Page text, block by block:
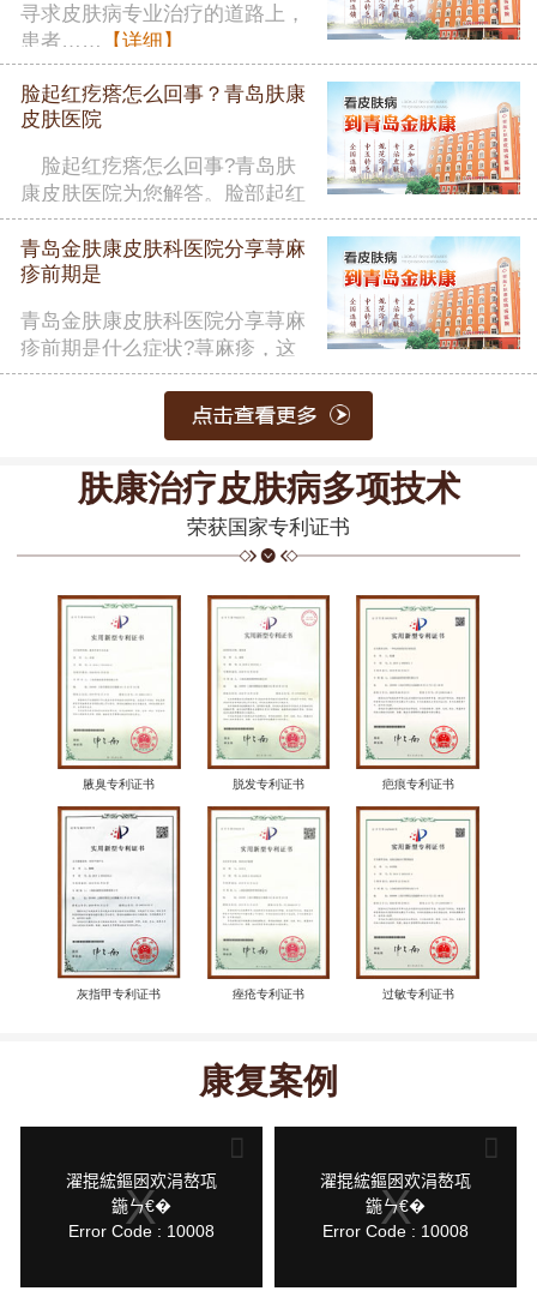
寻求皮肤病专业治疗的道路上，
患者…… 【详细】
脸起红疙瘩怎么回事？青岛肤康
皮肤医院
脸起红疙瘩怎么回事?青岛肤
康皮肤医院为您解答。脸部起红
疙瘩……【详细】
青岛金肤康皮肤科医院分享荨麻
疹前期是
青岛金肤康皮肤科医院分享荨麻
疹前期是什么症状?荨麻疹，这
一常……【详细】
肤康治疗皮肤病多项技术
荣获国家专利证书
腋臭专利证书 脱发专利证书 疤痕专利证书
灰指甲专利证书 痤疮专利证书 过敏专利证书
康复案例
濯掍綋鏂囦欢涓嶅瓨
鍦ㄣ€�
Error Code : 10008
鍏
棴
獥
濯掍綋鏂囦欢涓嶅瓨
鍦ㄣ€�
Error Code : 10008
鍏
棴
獥